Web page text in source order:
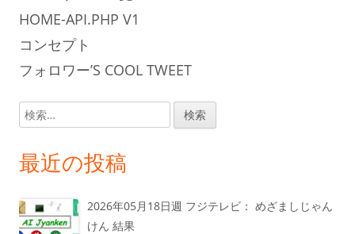
HOME-API.PHP V1
コンセプト
フォロワー’S COOL TWEET
検
索:
最近の投稿
2026年05月18日週 フジテレビ： めざましじゃん
けん 結果